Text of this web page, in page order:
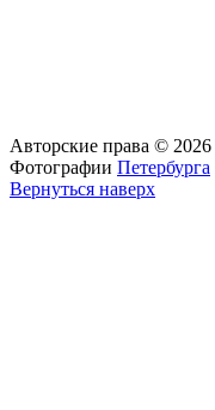
Авторские права © 2026
Фотографии Петербурга
Вернуться наверх